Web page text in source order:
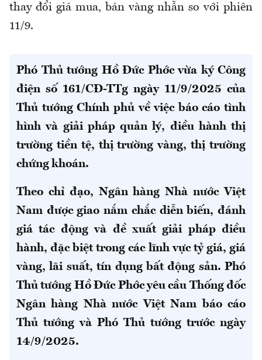
thay đổi giá mua, bán vàng nhẫn so với phiên
11/9.
Phó Thủ tướng Hồ Đức Phớc vừa ký Công
điện số 161/CĐ-TTg ngày 11/9/2025 của
Thủ tướng Chính phủ về việc báo cáo tình
hình và giải pháp quản lý, điều hành thị
trường tiền tệ, thị trường vàng, thị trường
chứng khoán.
Theo chỉ đạo, Ngân hàng Nhà nước Việt
Nam được giao nắm chắc diễn biến, đánh
giá tác động và đề xuất giải pháp điều
hành, đặc biệt trong các lĩnh vực tỷ giá, giá
vàng, lãi suất, tín dụng bất động sản. Phó
Thủ tướng Hồ Đức Phớc yêu cầu Thống đốc
Ngân hàng Nhà nước Việt Nam báo cáo
Thủ tướng và Phó Thủ tướng trước ngày
14/9/2025.